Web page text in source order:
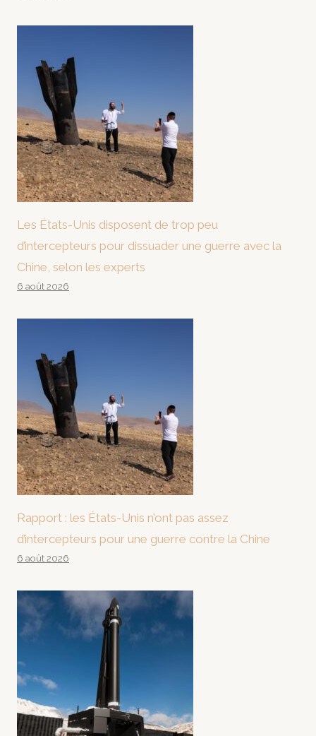
Les États-Unis disposent de trop peu
d’intercepteurs pour dissuader une guerre avec la
Chine, selon les experts
6 août 2026
Rapport : les États-Unis n’ont pas assez
d’intercepteurs pour une guerre contre la Chine
6 août 2026